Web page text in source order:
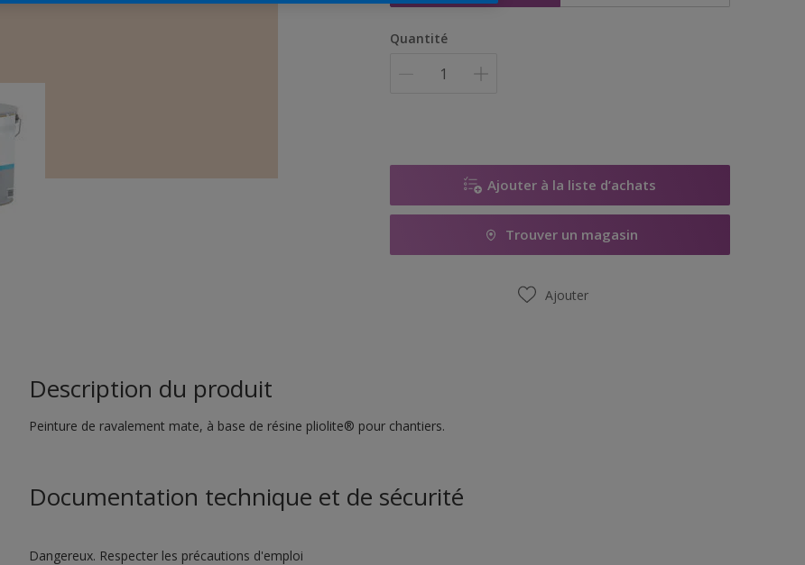
Quantité
Ajouter à la liste d’achats
Trouver un magasin
Ajouter
Description du produit
Peinture de ravalement mate, à base de résine pliolite® pour chantiers.
Documentation technique et de sécurité
Dangereux. Respecter les précautions d'emploi